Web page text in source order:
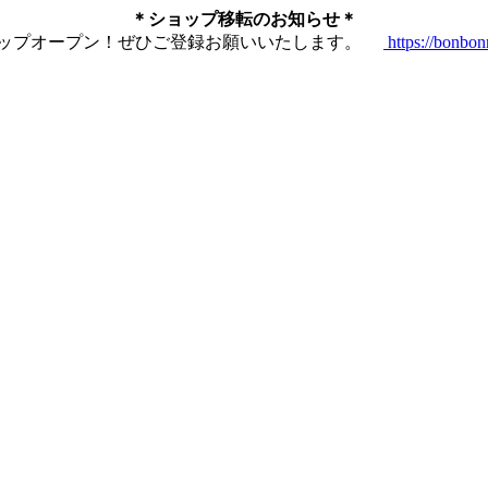
＊ショップ移転のお知らせ＊
プオープン！ぜひご登録お願いいたします。
https://